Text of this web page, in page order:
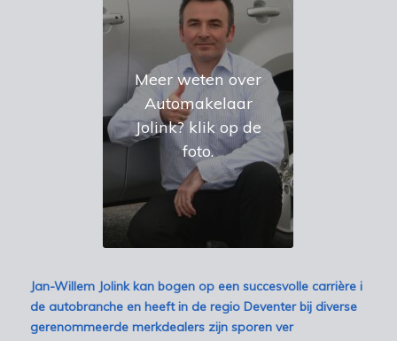
Meer weten over
Automakelaar
Jolink? klik op de
foto.
Jan-Willem Jolink kan bogen op een succesvolle carrière i
de autobranche en heeft in de regio Deventer bij diverse
gerenommeerde merkdealers zijn sporen ver